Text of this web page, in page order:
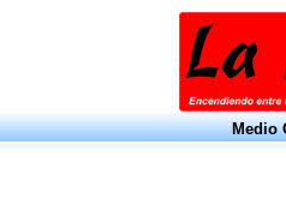
Medio